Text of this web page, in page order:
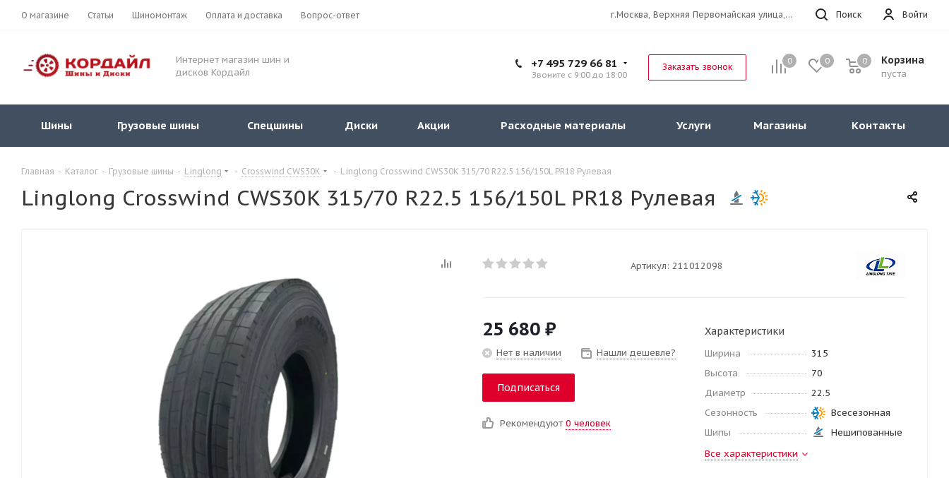
О магазине Статьи Шиномонтаж Оплата и доставка Вопрос-ответ Войти
Поиск
г.Москва, Верхняя Первомайская улица, 47к11 офис 214
Интернет магазин шин и
дисков Кордайл
0 0 Корзина
пуста
0
+7 495 729 66 81
Звоните с 9:00 до 18:00
Заказать звонок
Шины Грузовые шины Спецшины Диски Акции Расходные материалы Услуги Магазины Контакты
Главная - Каталог - Грузовые шины - Linglong - Crosswind CWS30K - Linglong Crosswind CWS30K 315/70 R22.5 156/150L PR18 Рулевая
Linglong Crosswind CWS30K 315/70 R22.5 156/150L PR18 Рулевая
Артикул: 211012098
25 680 ₽
Нет в наличии Нашли дешевле?
Подписаться
Рекомендуют 0 человек
Характеристики
Ширина
315
Высота
70
Диаметр
22.5
Сезонность
Всесезонная
Шипы
Нешипованные
Все характеристики